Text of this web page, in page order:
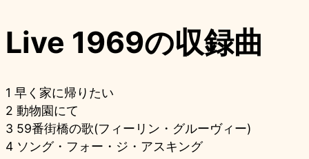
Live 1969の収録曲
1 早く家に帰りたい
2 動物園にて
3 59番街橋の歌(フィーリン・グルーヴィー)
4 ソング・フォー・ジ・アスキング